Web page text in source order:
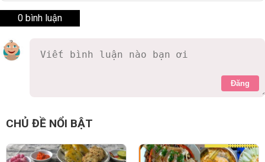
0 bình luận
Đăng
CHỦ ĐỀ NỔI BẬT